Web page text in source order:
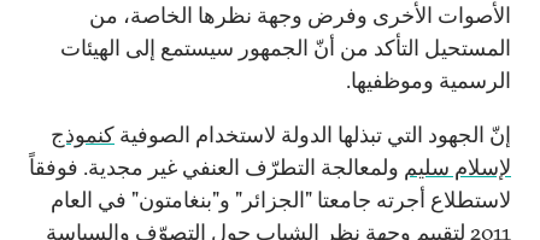
الأصوات الأخرى وفرض وجهة نظرها الخاصة، من
المستحيل التأكد من أنّ الجمهور سيستمع إلى الهيئات
الرسمية وموظفيها.
إنّ الجهود التي تبذلها الدولة لاستخدام الصوفية كنموذج
لإسلام سليم ولمعالجة التطرّف العنفي غير مجدية. فوفقاً
لاستطلاع أجرته جامعتا "الجزائر" و"بنغامتون" في العام
2011 لتقييم وجهة نظر الشباب حول التصوّف والسياسة